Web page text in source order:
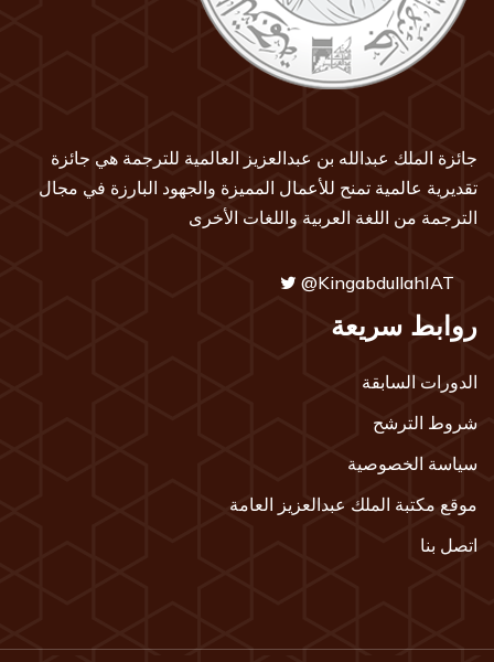
جائزة الملك عبدالله بن عبدالعزيز العالمية للترجمة هي جائزة
تقديرية عالمية تمنح للأعمال المميزة والجهود البارزة في مجال
الترجمة من اللغة العربية واللغات الأخرى
@KingabdullahIAT
روابط سريعة
الدورات السابقة
شروط الترشح
سياسة الخصوصية
موقع مكتبة الملك عبدالعزيز العامة
اتصل بنا